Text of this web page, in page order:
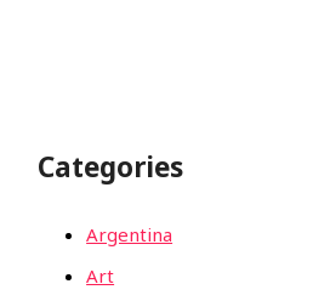
Categories
Argentina
Art